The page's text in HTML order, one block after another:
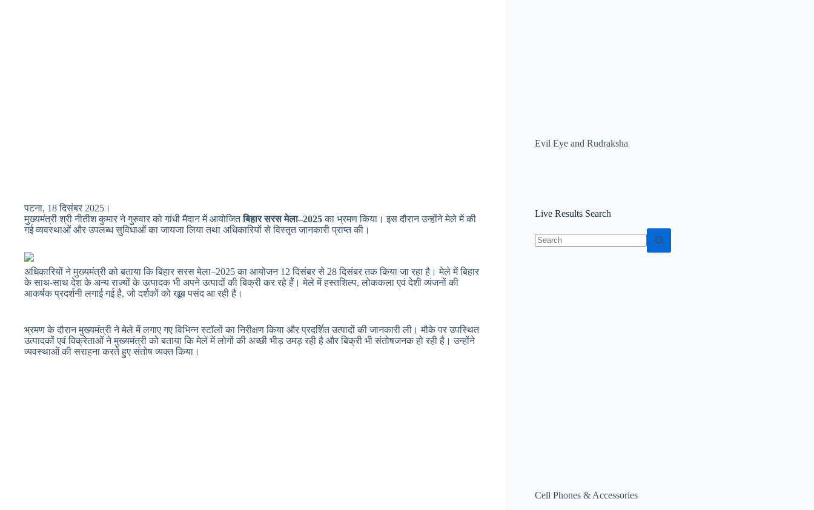
पटना, 18 दिसंबर 2025।
मुख्यमंत्री श्री नीतीश कुमार ने गुरुवार को गांधी मैदान में आयोजितबिहार सरस मेला–2025का भ्रमण किया। इस दौरान उन्होंने मेले में की
गई व्यवस्थाओं और उपलब्ध सुविधाओं का जायजा लिया तथा अधिकारियों से विस्तृत जानकारी प्राप्त की।
अधिकारियों ने मुख्यमंत्री को बताया कि बिहार सरस मेला–2025 का आयोजन 12 दिसंबर से 28 दिसंबर तक किया जा रहा है। मेले में बिहार
के साथ-साथ देश के अन्य राज्यों के उत्पादक भी अपने उत्पादों की बिक्री कर रहे हैं। मेले में हस्तशिल्प, लोककला एवं देशी व्यंजनों की
आकर्षक प्रदर्शनी लगाई गई है, जो दर्शकों को खूब पसंद आ रही है।
भ्रमण के दौरान मुख्यमंत्री ने मेले में लगाए गए विभिन्न स्टॉलों का निरीक्षण किया और प्रदर्शित उत्पादों की जानकारी ली। मौके पर उपस्थित
उत्पादकों एवं विक्रेताओं ने मुख्यमंत्री को बताया कि मेले में लोगों की अच्छी भीड़ उमड़ रही है और बिक्री भी संतोषजनक हो रही है। उन्होंने
व्यवस्थाओं की सराहना करते हुए संतोष व्यक्त किया।
Evil Eye and Rudraksha
Live Results Search
Cell Phones & Accessories